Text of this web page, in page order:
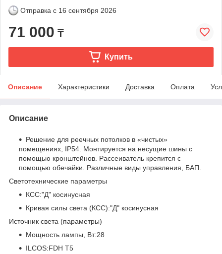
Отправка с 16 сентября 2026
71 000 ₸
Купить
Описание Характеристики Доставка Оплата
Описание
Решение для реечных потолков в «чистых»
помещениях, IP54. Монтируется на несущие шины с
помощью кронштейнов. Рассеиватель крепится с
помощью обечайки. Различные виды управления, БАП.
Светотехнические параметры
КСС:"Д" косинусная
Кривая силы света (КСС):"Д" косинусная
Источник света (параметры)
Мощность лампы, Вт:28
ILCOS:FDH T5